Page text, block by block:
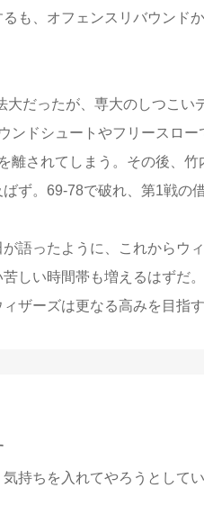
も、オフェンスリバウンド
だったが、専大のしつこい
ンドシュートやフリースロ
離されてしまう。その後、
ず。69-78で破れ、第1戦
語ったように、これからウ
しい時間帯も増えるはずだ
ザーズは更なる高みを目指す
持ちを入れてやろうとして